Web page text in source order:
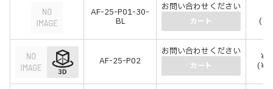
AF-25-P01-30-
BL
お問い合わせください
カート (￥
AF-25-P02
お問い合わせください
カート
￥
(￥